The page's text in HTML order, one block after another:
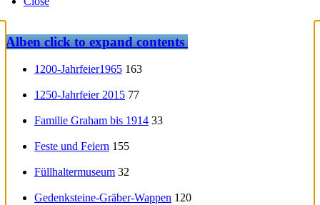
Albenclick to expand contents
1200-Jahrfeier1965 163
1250-Jahrfeier 2015 77
Familie Graham bis 1914 33
Feste und Feiern 155
Füllhaltermuseum 32
Gedenksteine-Gräber-Wappen 120